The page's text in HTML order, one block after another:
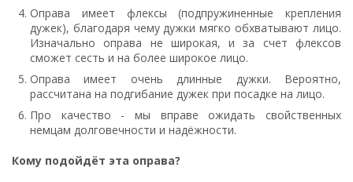
Оправа имеет флексы (подпружиненные крепления
дужек), благодаря чему дужки мягко обхватывают лицо.
Изначально оправа не широкая, и за счет флексов
сможет сесть и на более широкое лицо.
Оправа имеет очень длинные дужки. Вероятно,
рассчитана на подгибание дужек при посадке на лицо.
Про качество - мы вправе ожидать свойственных
немцам долговечности и надёжности.
Кому подойдёт эта оправа?